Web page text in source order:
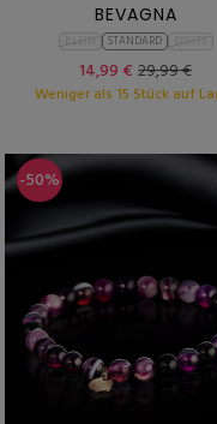
BEVAGNA
STANDARD
14,99 € 29,99 €
Weniger als 15 Stück auf
-50%